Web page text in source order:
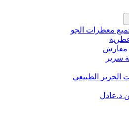
معطرات الجو
مفارش
سرير
الحرير الطبيعي
د.عادل